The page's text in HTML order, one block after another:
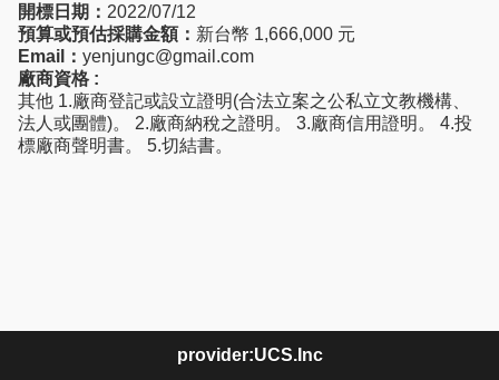
開標日期： 2022/07/12
預算或預估採購金額： 新台幣 1,666,000 元
Email： yenjungc@gmail.com
廠商資格 :
其他 1.廠商登記或設立證明(合法立案之公私立文教機構、
法人或團體)。 2.廠商納稅之證明。 3.廠商信用證明。 4.投
標廠商聲明書。 5.切結書。
provider:UCS.Inc